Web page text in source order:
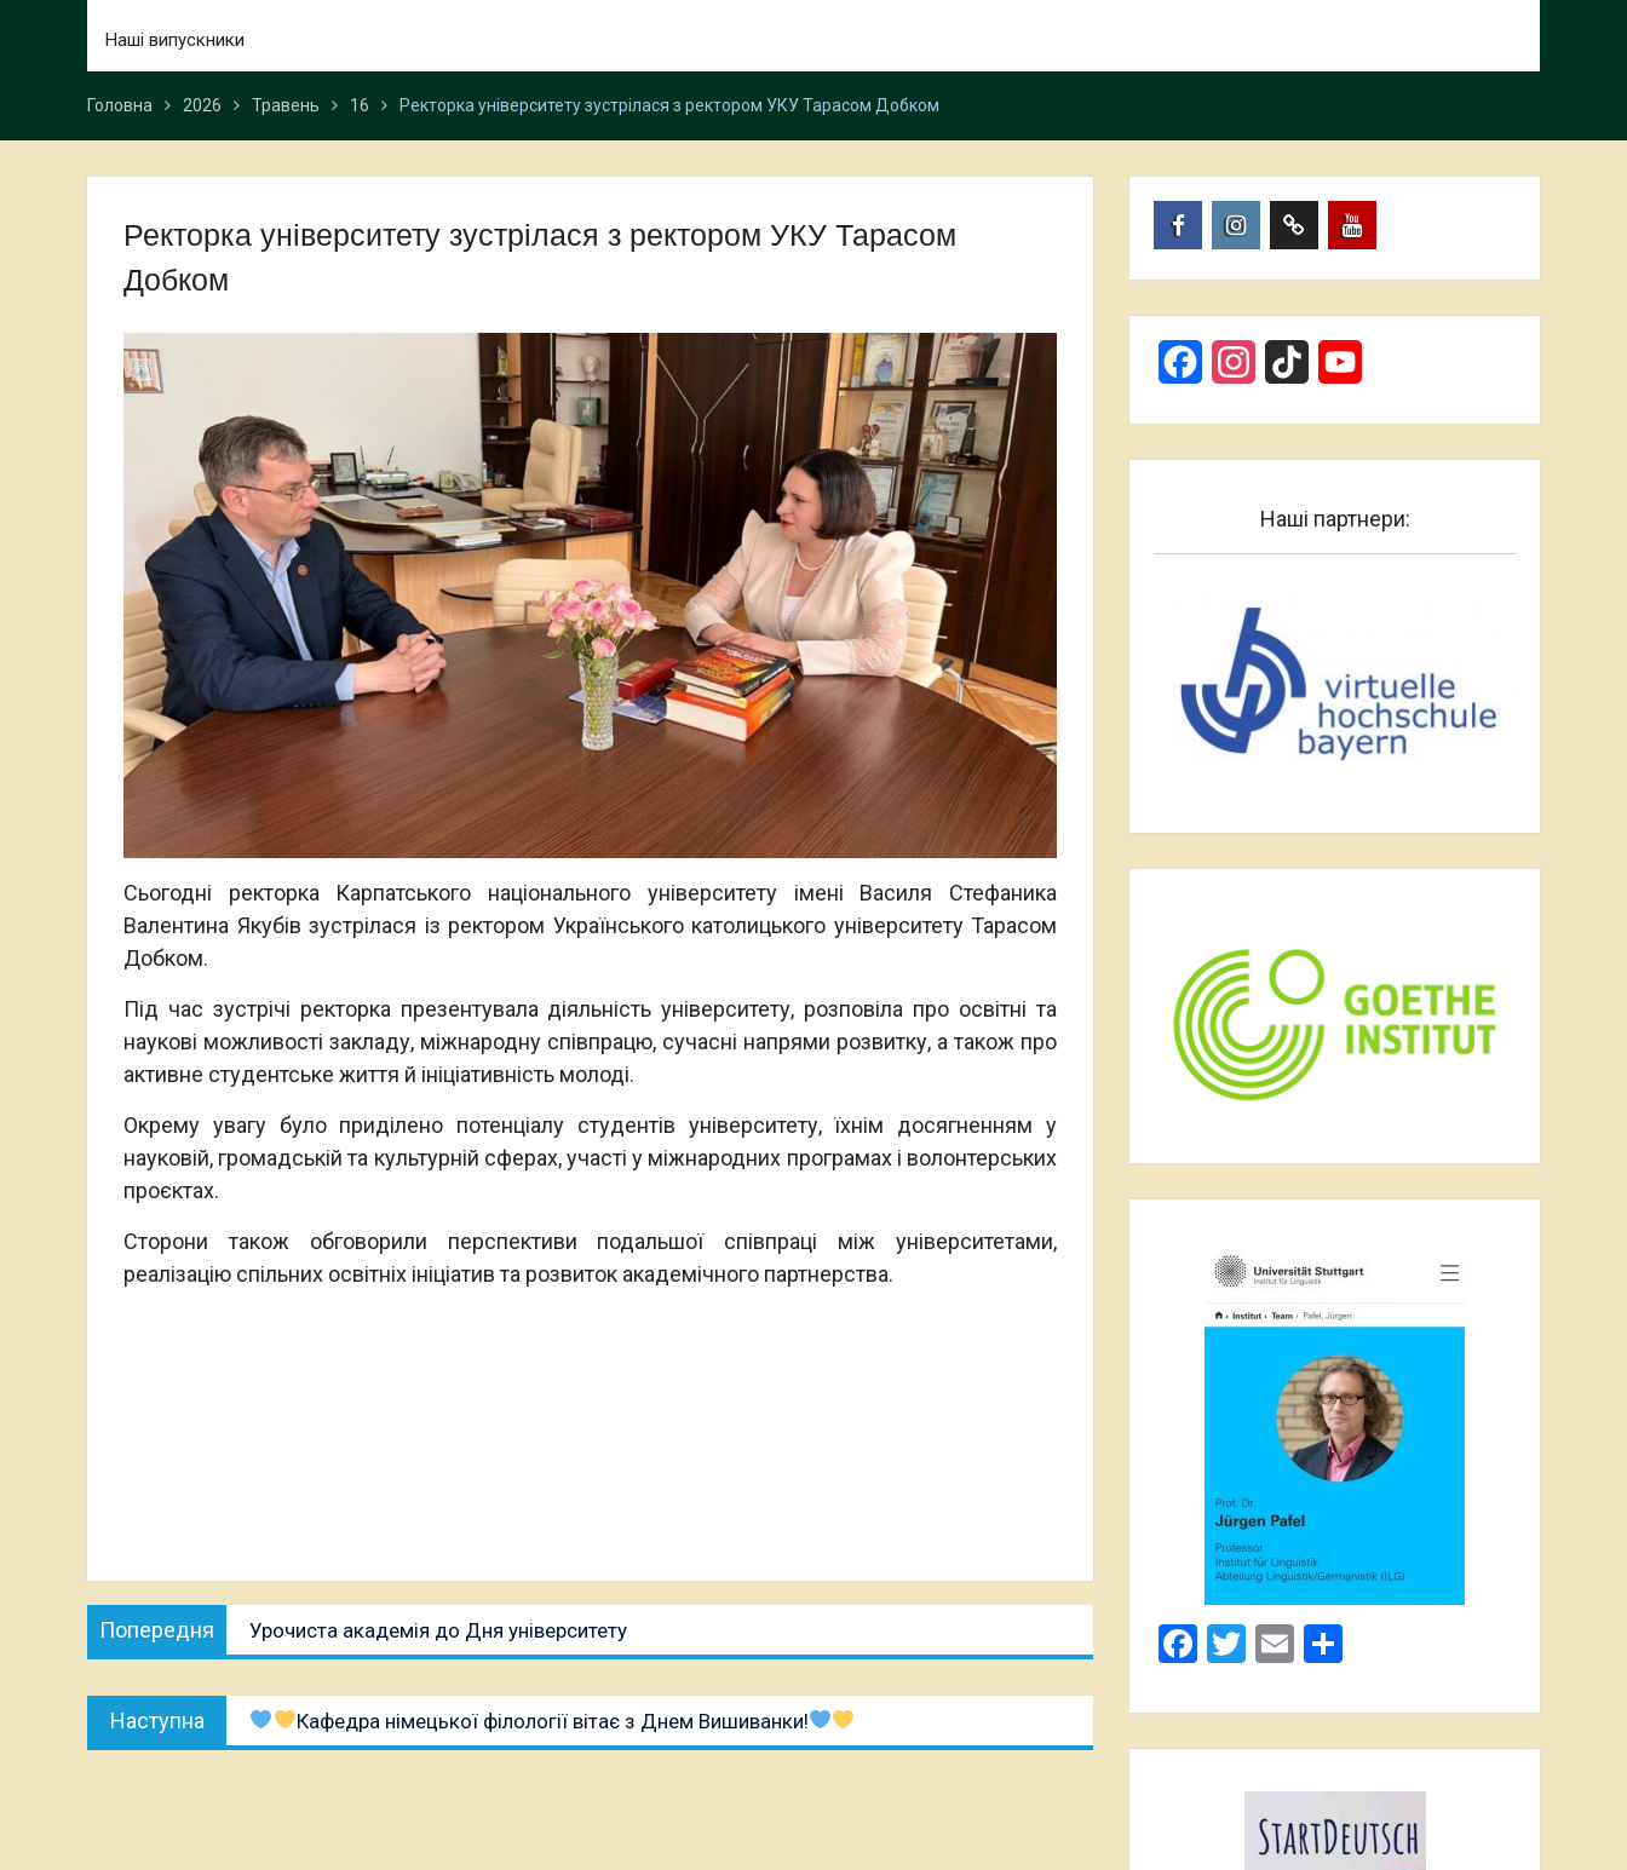
Наші випускники
Головна 2026 Травень 16 Ректорка університету зустрілася з ректором УКУ Тарасом Добком
Ректорка університету зустрілася з ректором УКУ Тарасом
Добком
Сьогодні ректорка Карпатського національного університету імені Василя Стефаника
Валентина Якубів зустрілася із ректором Українського католицького університету Тарасом
Добком.
Під час зустрічі ректорка презентувала діяльність університету, розповіла про освітні та
наукові можливості закладу, міжнародну співпрацю, сучасні напрями розвитку, а також про
активне студентське життя й ініціативність молоді.
Окрему увагу було приділено потенціалу студентів університету, їхнім досягненням у
науковій, громадській та культурній сферах, участі у міжнародних програмах і волонтерських
проєктах.
Сторони також обговорили перспективи подальшої співпраці між університетами,
реалізацію спільних освітніх ініціатив та розвиток академічного партнерства.
Навігація
записів
Попередня
публікація:
Урочиста академія до Дня університету
Наступна
Наступна
публікація:
Кафедра німецької філології вітає з Днем Вишиванки!
FacebookInstagramTikTok
Наші партнери:
Facebook
Twitter
Email